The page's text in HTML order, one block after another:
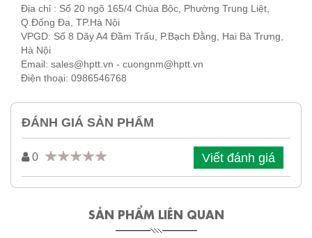
Địa chỉ : Số 20 ngõ 165/4 Chùa Bộc, Phường Trung Liệt,
Q.Đống Đa, TP.Hà Nội
VPGD: Số 8 Dãy A4 Đầm Trấu, P.Bạch Đằng, Hai Bà Trưng,
Hà Nội
Email: sales@hptt.vn - cuongnm@hptt.vn
Điện thoại: 0986546768
ĐÁNH GIÁ SẢN PHẨM
0 Viết đánh giá
SẢN PHẨM LIÊN QUAN